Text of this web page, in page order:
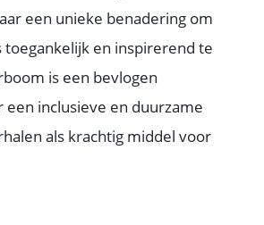
een unieke benadering om
toegankelijk en inspirerend te
is een bevlogen
inclusieve en duurzame
als krachtig middel voor